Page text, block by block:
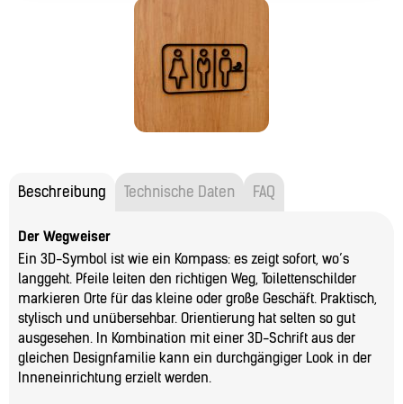
Beschreibung Technische Daten FAQ
Der Wegweiser
Ein 3D-Symbol ist wie ein Kompass: es zeigt sofort, wo’s
langgeht. Pfeile leiten den richtigen Weg, Toilettenschilder
markieren Orte für das kleine oder große Geschäft. Praktisch,
stylisch und unübersehbar. Orientierung hat selten so gut
ausgesehen. In Kombination mit einer 3D-Schrift aus der
gleichen Designfamilie kann ein durchgängiger Look in der
Inneneinrichtung erzielt werden.